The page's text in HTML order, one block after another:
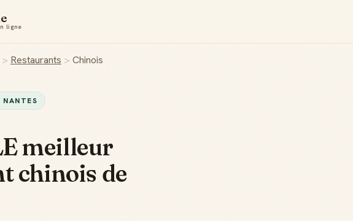
ligne
> Restaurants > Chinois
NANTES
meilleur
chinois de